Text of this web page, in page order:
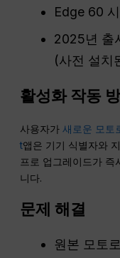
Edge 60
2025년 출
(사전 설치
활성화 작동
사용자가 새로운 모토
t앱은 기기 식별자와
프로 업그레이드가
니다.
문제 해결
원본 모토